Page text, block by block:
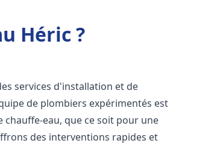
Héric ?
services d'installation et de
de plombiers expérimentés est
eau, que ce soit pour une
des interventions rapides et